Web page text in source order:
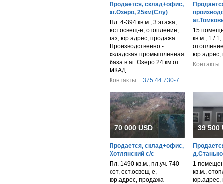
Продается, склад+офис,
аг.Озеро, 25км(Слу)
Пл. 4-394 кв.м., 3 этажа,
ест.освещ-е, отопление,
газ, юр.адрес, продажа.
Производственно -
складская промышленная
база в аг. Озеро 24 км от
МКАД
Контакты: +375 44 730-7...
15
кв.м., 1 /
юр.адрес,
Контакты:
70 000 USD
Продается, склад+офис,
Хотлянский с/с
Пл. 1490 кв.м., пл.уч. 740
сот, ест.освещ-е,
юр.адрес, продажа
39 500
1
кв.м.,
юр.адрес,